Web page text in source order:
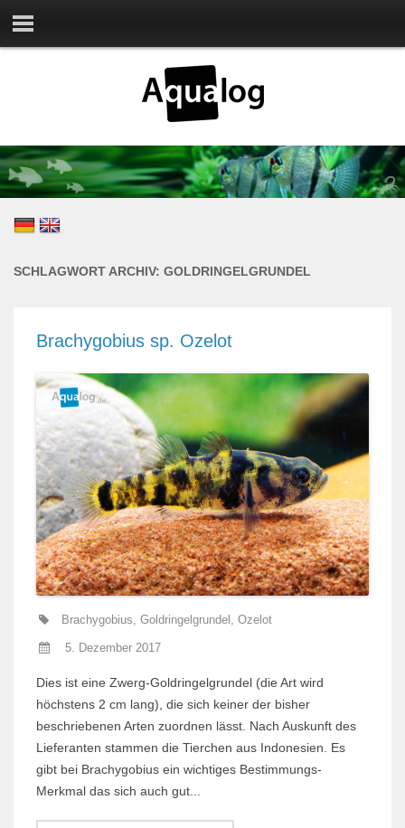
SCHLAGWORT ARCHIV: GOLDRINGELGRUNDEL
Brachygobius sp. Ozelot
Brachygobius Goldringelgrundel Ozelot
5. Dezember 2017
Dies ist eine Zwerg-Goldringelgrundel (die Art wird
höchstens 2 cm lang), die sich keiner der bisher
beschriebenen Arten zuordnen lässt. Nach Auskunft des
Lieferanten stammen die Tierchen aus Indonesien. Es
gibt bei Brachygobius ein wichtiges Bestimmungs-
Merkmal das sich auch gut...